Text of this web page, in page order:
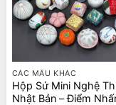
Các
tùy
thể
được
CÁC MẪU KHÁC
Hộp Sứ Mini Nghệ
Nhật Bản – Điểm